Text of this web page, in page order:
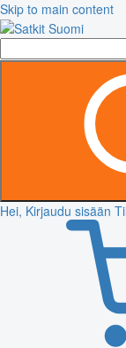
Skip to main content
Hei, Kirjaudu sisään